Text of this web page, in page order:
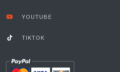
YOUTUBE
TIKTOK